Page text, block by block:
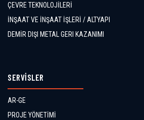
ÇEVRE TEKNOLOJİLERİ
İNŞAAT VE İNŞAAT İŞLERİ / ALTYAPI
DEMİR DIŞI METAL GERI KAZANIMI
SERVİSLER
AR-GE
PROJE YÖNETİMİ